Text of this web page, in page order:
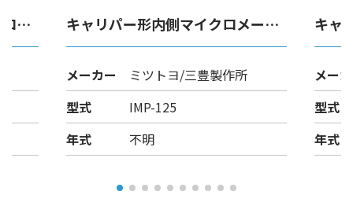
メ
キャリパー形内側マイクロメータ
ー
メーカー
ミツトヨ/三豊製作所
型式
IMP-125
年式
不明
キャ
ー
メー
型式
年式